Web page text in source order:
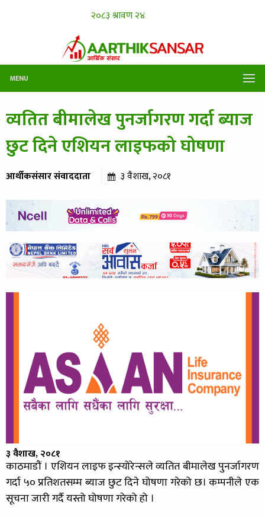
MENU
व्यतित बीमालेख पुनर्जागरण गर्दा ब्याज
छुट दिने एशियन लाइफको घोषणा
आर्थीकसंसार संवाददाता ३ वैशाख, २०८१
३ वैशाख, २०८१
काठमाडौं । एशियन लाइफ इन्स्योरेन्सले व्यतित बीमालेख पुनर्जागरण
गर्दा ५० प्रतिशतसम्म ब्याज छुट दिने घोषणा गरेको छ। कम्पनीले एक
सूचना जारी गर्दै यस्तो घोषणा गरेको हो ।